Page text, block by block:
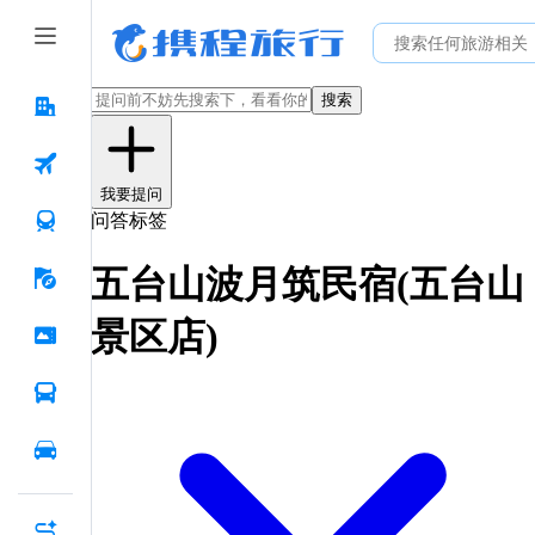
搜索
我要提问
问答标签
五台山波月筑民宿(五台山
景区店)